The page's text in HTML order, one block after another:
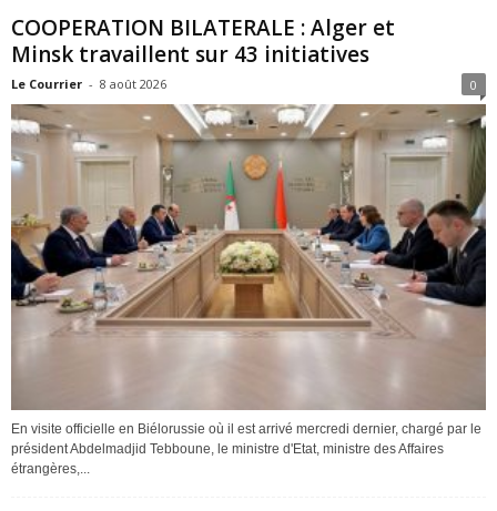
COOPERATION BILATERALE : Alger et
Minsk travaillent sur 43 initiatives
Le Courrier - 8 août 2026 0
En visite officielle en Biélorussie où il est arrivé mercredi dernier, chargé par le
président Abdelmadjid Tebboune, le ministre d'Etat, ministre des Affaires
étrangères,...